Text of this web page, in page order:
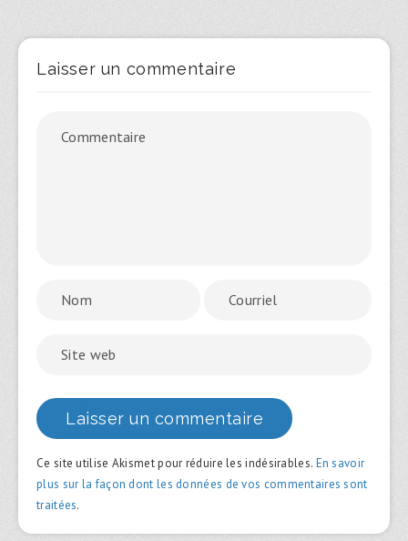
Laisser un commentaire
Ce site utilise Akismet pour réduire les indésirables. En savoir
plus sur la façon dont les données de vos commentaires sont
traitées.